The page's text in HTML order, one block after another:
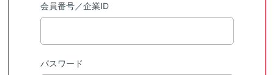
会員番号／企業ID
パスワード